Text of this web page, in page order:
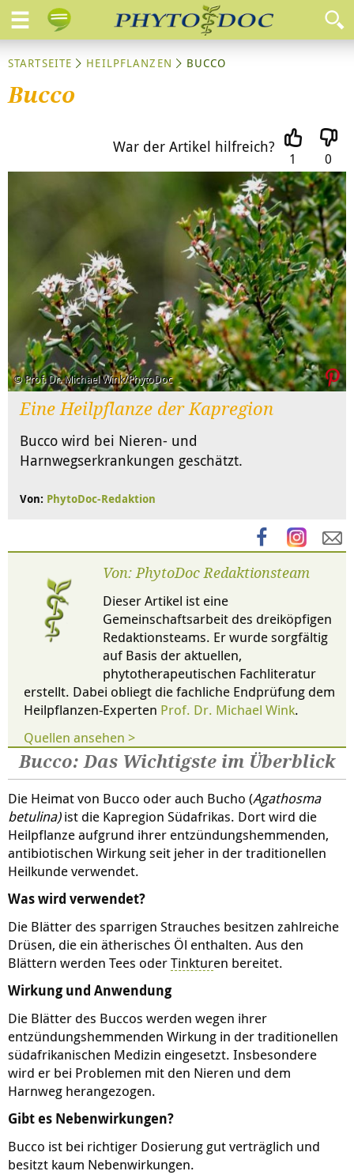
STARTSEITE HEILPFLANZEN BUCCO
Bucco
War der Artikel hilfreich?
1 0
© Prof. Dr. Michael Wink/PhytoDoc
Eine Heilpflanze der Kapregion
Bucco wird bei Nieren- und
Harnwegserkrankungen geschätzt.
Von: PhytoDoc-Redaktion
Von: PhytoDoc Redaktionsteam
Dieser Artikel ist eine
Gemeinschaftsarbeit des dreiköpfigen
Redaktionsteams. Er wurde sorgfältig
auf Basis der aktuellen,
phytotherapeutischen Fachliteratur
erstellt. Dabei obliegt die fachliche Endprüfung dem
Heilpflanzen-Experten Prof. Dr. Michael Wink.
Quellen ansehen >
Bucco: Das Wichtigste im Überblick
Die Heimat von Bucco oder auch Bucho (Agathosma
betulina)ist die Kapregion Südafrikas. Dort wird die
Heilpflanze aufgrund ihrer entzündungshemmenden,
antibiotischen Wirkung seit jeher in der traditionellen
Heilkunde verwendet.
Was wird verwendet?
Die Blätter des sparrigen Strauches besitzen zahlreiche
Drüsen, die ein ätherisches Öl enthalten. Aus den
Blättern werden Tees oderTinkturen bereitet.
Wirkung und Anwendung
Die Blätter des Buccos werden wegen ihrer
entzündungshemmenden Wirkung in der traditionellen
südafrikanischen Medizin eingesetzt. Insbesondere
wird er bei Problemen mit den Nieren und dem
Harnweg herangezogen.
Gibt es Nebenwirkungen?
Bucco ist bei richtiger Dosierung gut verträglich und
besitzt kaum Nebenwirkungen.